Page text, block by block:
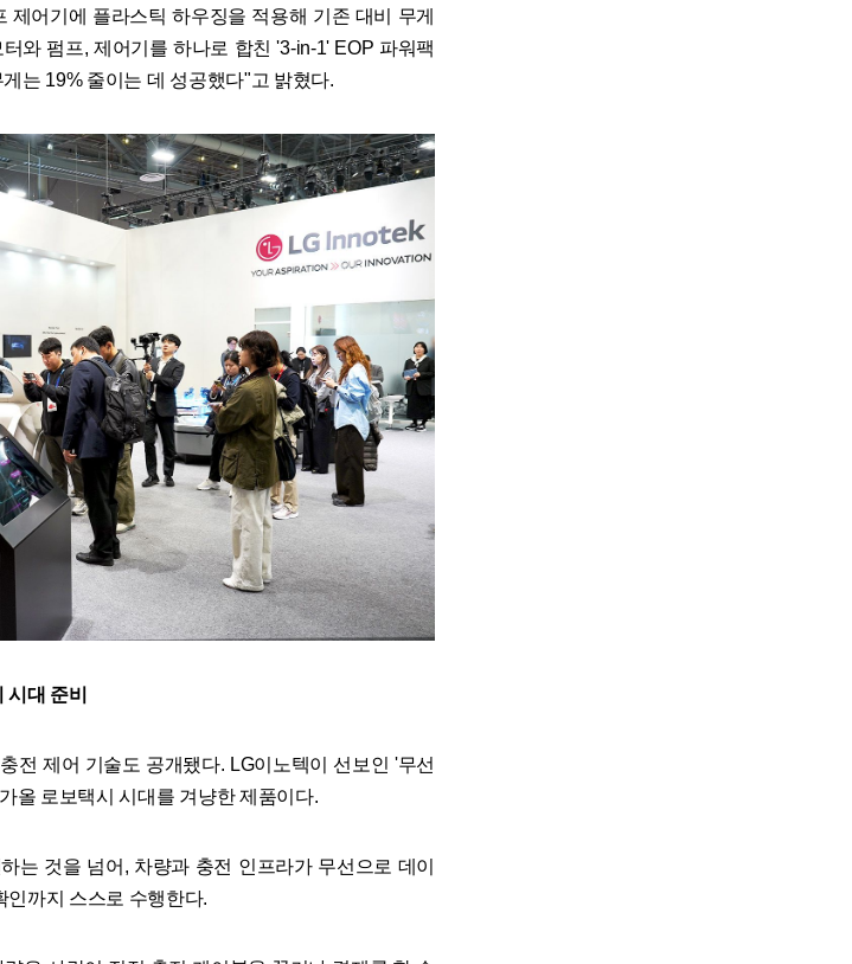
제어기에 플라스틱 하우징을 적용해 기존 대비 무게
와 펌프, 제어기를 하나로 합친 '3-in-1' EOP 파워팩
는 19% 줄이는 데 성공했다"고 밝혔다.
대 준비
전 제어 기술도 공개됐다. LG이노텍이 선보인 '무선
올 로보택시 시대를 겨냥한 제품이다.
는 것을 넘어, 차량과 충전 인프라가 무선으로 데이
인까지 스스로 수행한다.